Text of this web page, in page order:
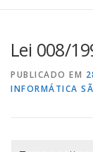
Lei 008/
PUBLICADO EM
INFORMÁTICA